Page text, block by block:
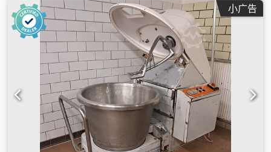
小广告